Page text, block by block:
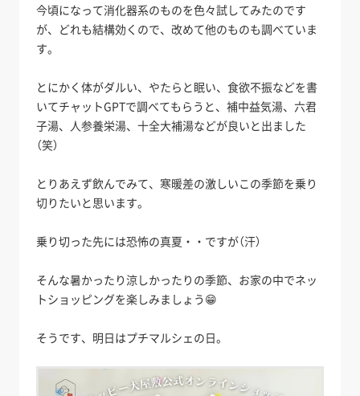
今頃になって消化器系のものを色々試してみたのです
が、どれも結構効くので、改めて他のものも調べていま
す。
とにかく体がダルい、やたらと眠い、食欲不振などを書
いてチャットGPTで調べてもらうと、補中益気湯、六君
子湯、人参養栄湯、十全大補湯などが良いと出ました
（笑）
とりあえず飲んでみて、寒暖差の激しいこの季節を乗り
切りたいと思います。
乗り切った先には恐怖の真夏・・ですが（汗）
そんな暑かったり涼しかったりの季節、お家の中でネッ
トショッピングを楽しみましょう😁
そうです、明日はプチマルシェの日。